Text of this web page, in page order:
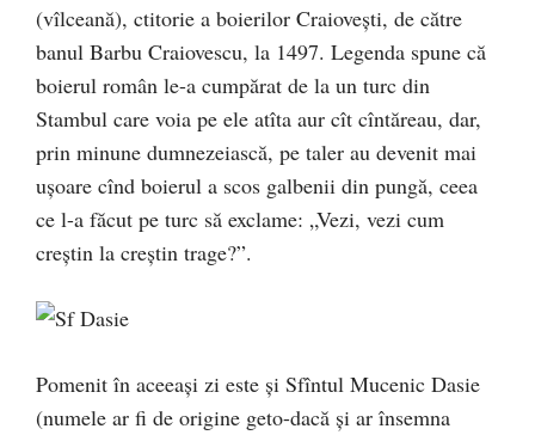
(vîlceană), ctitorie a boierilor Craiovești, de către
banul Barbu Craiovescu, la 1497. Legenda spune că
boierul român le-a cumpărat de la un turc din
Stambul care voia pe ele atîta aur cît cîntăreau, dar,
prin minune dumnezeiască, pe taler au devenit mai
ușoare cînd boierul a scos galbenii din pungă, ceea
ce l-a făcut pe turc să exclame: „Vezi, vezi cum
creștin la creștin trage?”.
Pomenit în aceeași zi este și Sfîntul Mucenic Dasie
(numele ar fi de origine geto-dacă și ar însemna